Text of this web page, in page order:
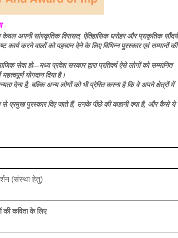
अपनी सांस्कृतिक विरासत, ऐतिहासिक धरोहर और प्राकृतिक सौंदर्य
कार्य करने वालों को पहचान देने के लिए विभिन्न पुरस्कार एवं सम्मानों की
सेवा हो—मध्य प्रदेश सरकार द्वारा प्रतिवर्ष ऐसे लोगों को सम्मानित
योगदान दिया है।
देना है, बल्कि अन्य लोगों को भी प्रेरित करना है कि वे अपने क्षेत्रों में
प्रमुख पुरस्कार दिए जाते हैं, उनके पीछे की कहानी क्या है, और कैसे ये
(संस्था हेतु)
की कविता के लिए